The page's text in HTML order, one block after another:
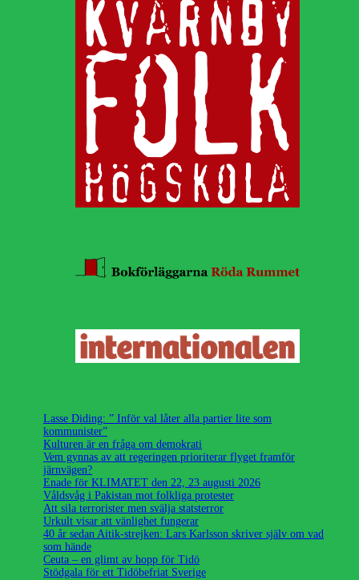
Lasse Diding: ” Inför val låter alla partier lite som
kommunister”
Kulturen är en fråga om demokrati
Vem gynnas av att regeringen prioriterar flyget framför
järnvägen?
Enade för KLIMATET den 22, 23 augusti 2026
Våldsvåg i Pakistan mot folkliga protester
Att sila terrorister men svälja statsterror
Urkult visar att vänlighet fungerar
40 år sedan Aitik-strejken: Lars Karlsson skriver själv om vad
som hände
Ceuta – en glimt av hopp för Tidö
Stödgala för ett Tidöbefriat Sverige